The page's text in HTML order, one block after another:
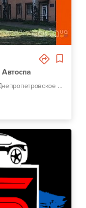
г. Кривой Рог, улица Днепропетровское шоссе, дом 20